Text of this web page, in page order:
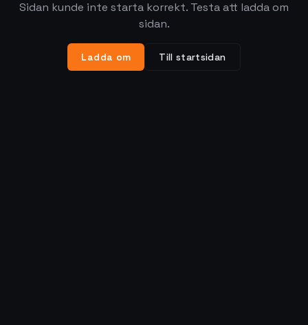
Sidan kunde inte starta korrekt. Testa att ladda om
sidan.
Ladda om Till startsidan